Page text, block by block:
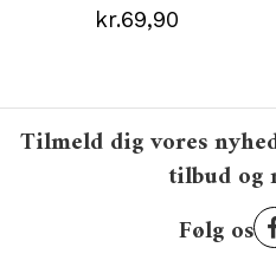
kr.69,90
Tilmeld dig vores
tilbud og
Følg os